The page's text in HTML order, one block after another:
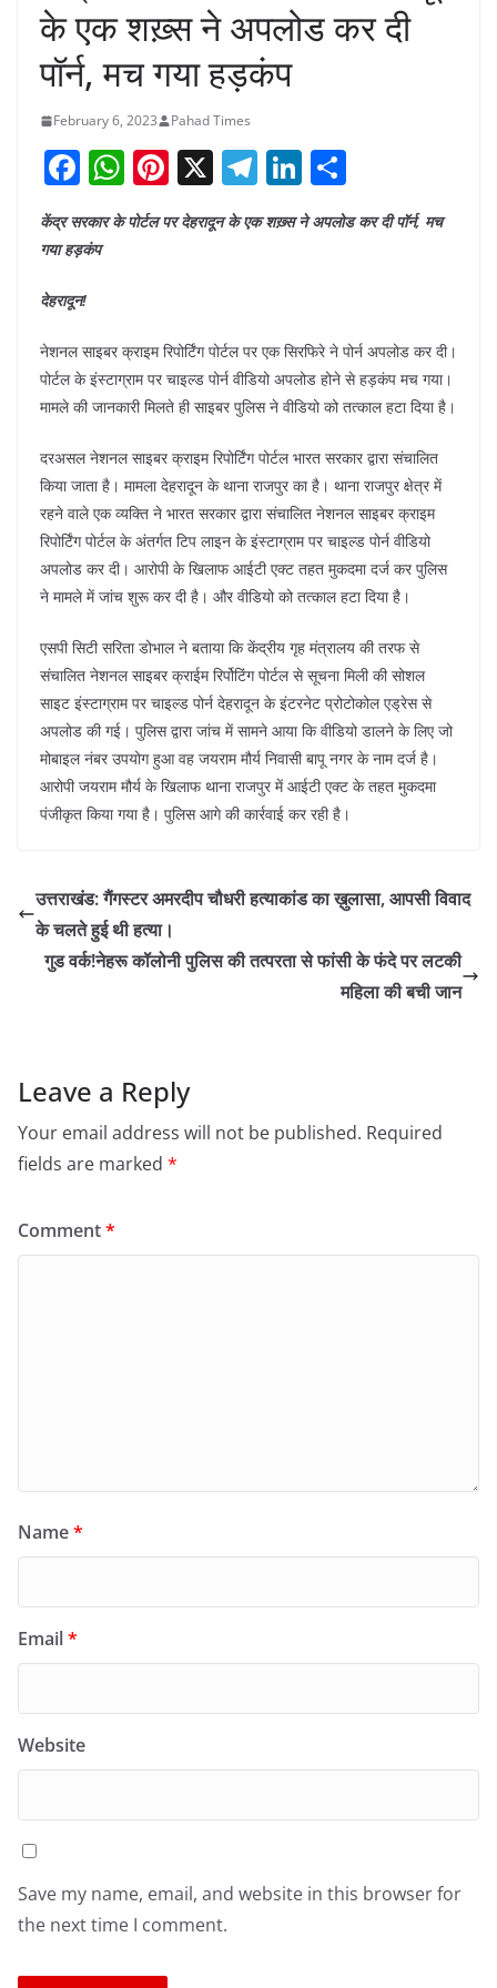
के एक शख़्स ने अपलोड कर दी
पॉर्न, मच गया हड़कंप
February 6, 2023 Pahad Times
F
c
b
o
o
k
W
h
at
p
p
Pi
nt
er
X T
e
m
Li
n
k
n
ar
केंद्र सरकार के पोर्टल पर देहरादून के एक शख़्स ने अपलोड कर दी पॉर्न, मच
गया हड़कंप
देहरादून!
नेशनल साइबर क्राइम रिपोर्टिंग पोर्टल पर एक सिरफिरे ने पोर्न अपलोड कर दी।
पोर्टल के इंस्टाग्राम पर चाइल्ड पोर्न वीडियो अपलोड होने से हड़कंप मच गया।
मामले की जानकारी मिलते ही साइबर पुलिस ने वीडियो को तत्काल हटा दिया है।
दरअसल नेशनल साइबर क्राइम रिपोर्टिंग पोर्टल भारत सरकार द्वारा संचालित
किया जाता है। मामला देहरादून के थाना राजपुर का है। थाना राजपुर क्षेत्र में
रहने वाले एक व्यक्ति ने भारत सरकार द्वारा संचालित नेशनल साइबर क्राइम
रिपोर्टिंग पोर्टल के अंतर्गत टिप लाइन के इंस्टाग्राम पर चाइल्ड पोर्न वीडियो
अपलोड कर दी। आरोपी के खिलाफ आईटी एक्ट तहत मुकदमा दर्ज कर पुलिस
ने मामले में जांच शुरू कर दी है। और वीडियो को तत्काल हटा दिया है।
एसपी सिटी सरिता डोभाल ने बताया कि केंद्रीय गृह मंत्रालय की तरफ से
संचालित नेशनल साइबर क्राईम रिर्पोटिंग पोर्टल से सूचना मिली की सोशल
साइट इंस्टाग्राम पर चाइल्ड पोर्न देहरादून के इंटरनेट प्रोटोकोल एड्रेस से
अपलोड की गई। पुलिस द्वारा जांच में सामने आया कि वीडियो डालने के लिए जो
मोबाइल नंबर उपयोग हुआ वह जयराम मौर्य निवासी बापू नगर के नाम दर्ज है।
आरोपी जयराम मौर्य के खिलाफ थाना राजपुर में आईटी एक्ट के तहत मुकदमा
पंजीकृत किया गया है। पुलिस आगे की कार्रवाई कर रही है।
उत्तराखंड: गैंगस्टर अमरदीप चौधरी हत्याकांड का ख़ुलासा, आपसी विवाद
के चलते हुई थी हत्या।
गुड वर्क!नेहरू कॉलोनी पुलिस की तत्परता से फांसी के फंदे पर लटकी
महिला की बची जान
Leave a Reply
Your email address will not be published. Required
fields are marked *
Comment*
Name*
Email*
Website
Save my name, email, and website in this browser for
the next time I comment.